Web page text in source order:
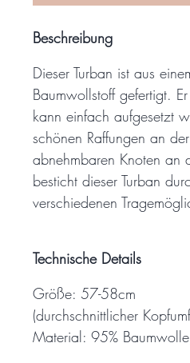
Beschreibung
Dieser Turban ist aus
Baumwollstoff gefertigt.
kann einfach aufgesetzt
schönen Raffungen an
abnehmbaren Knoten an
besticht dieser Turban
verschiedenen
Technische Details
Größe: 57-58cm
(durchschnittlicher
Material: 95%